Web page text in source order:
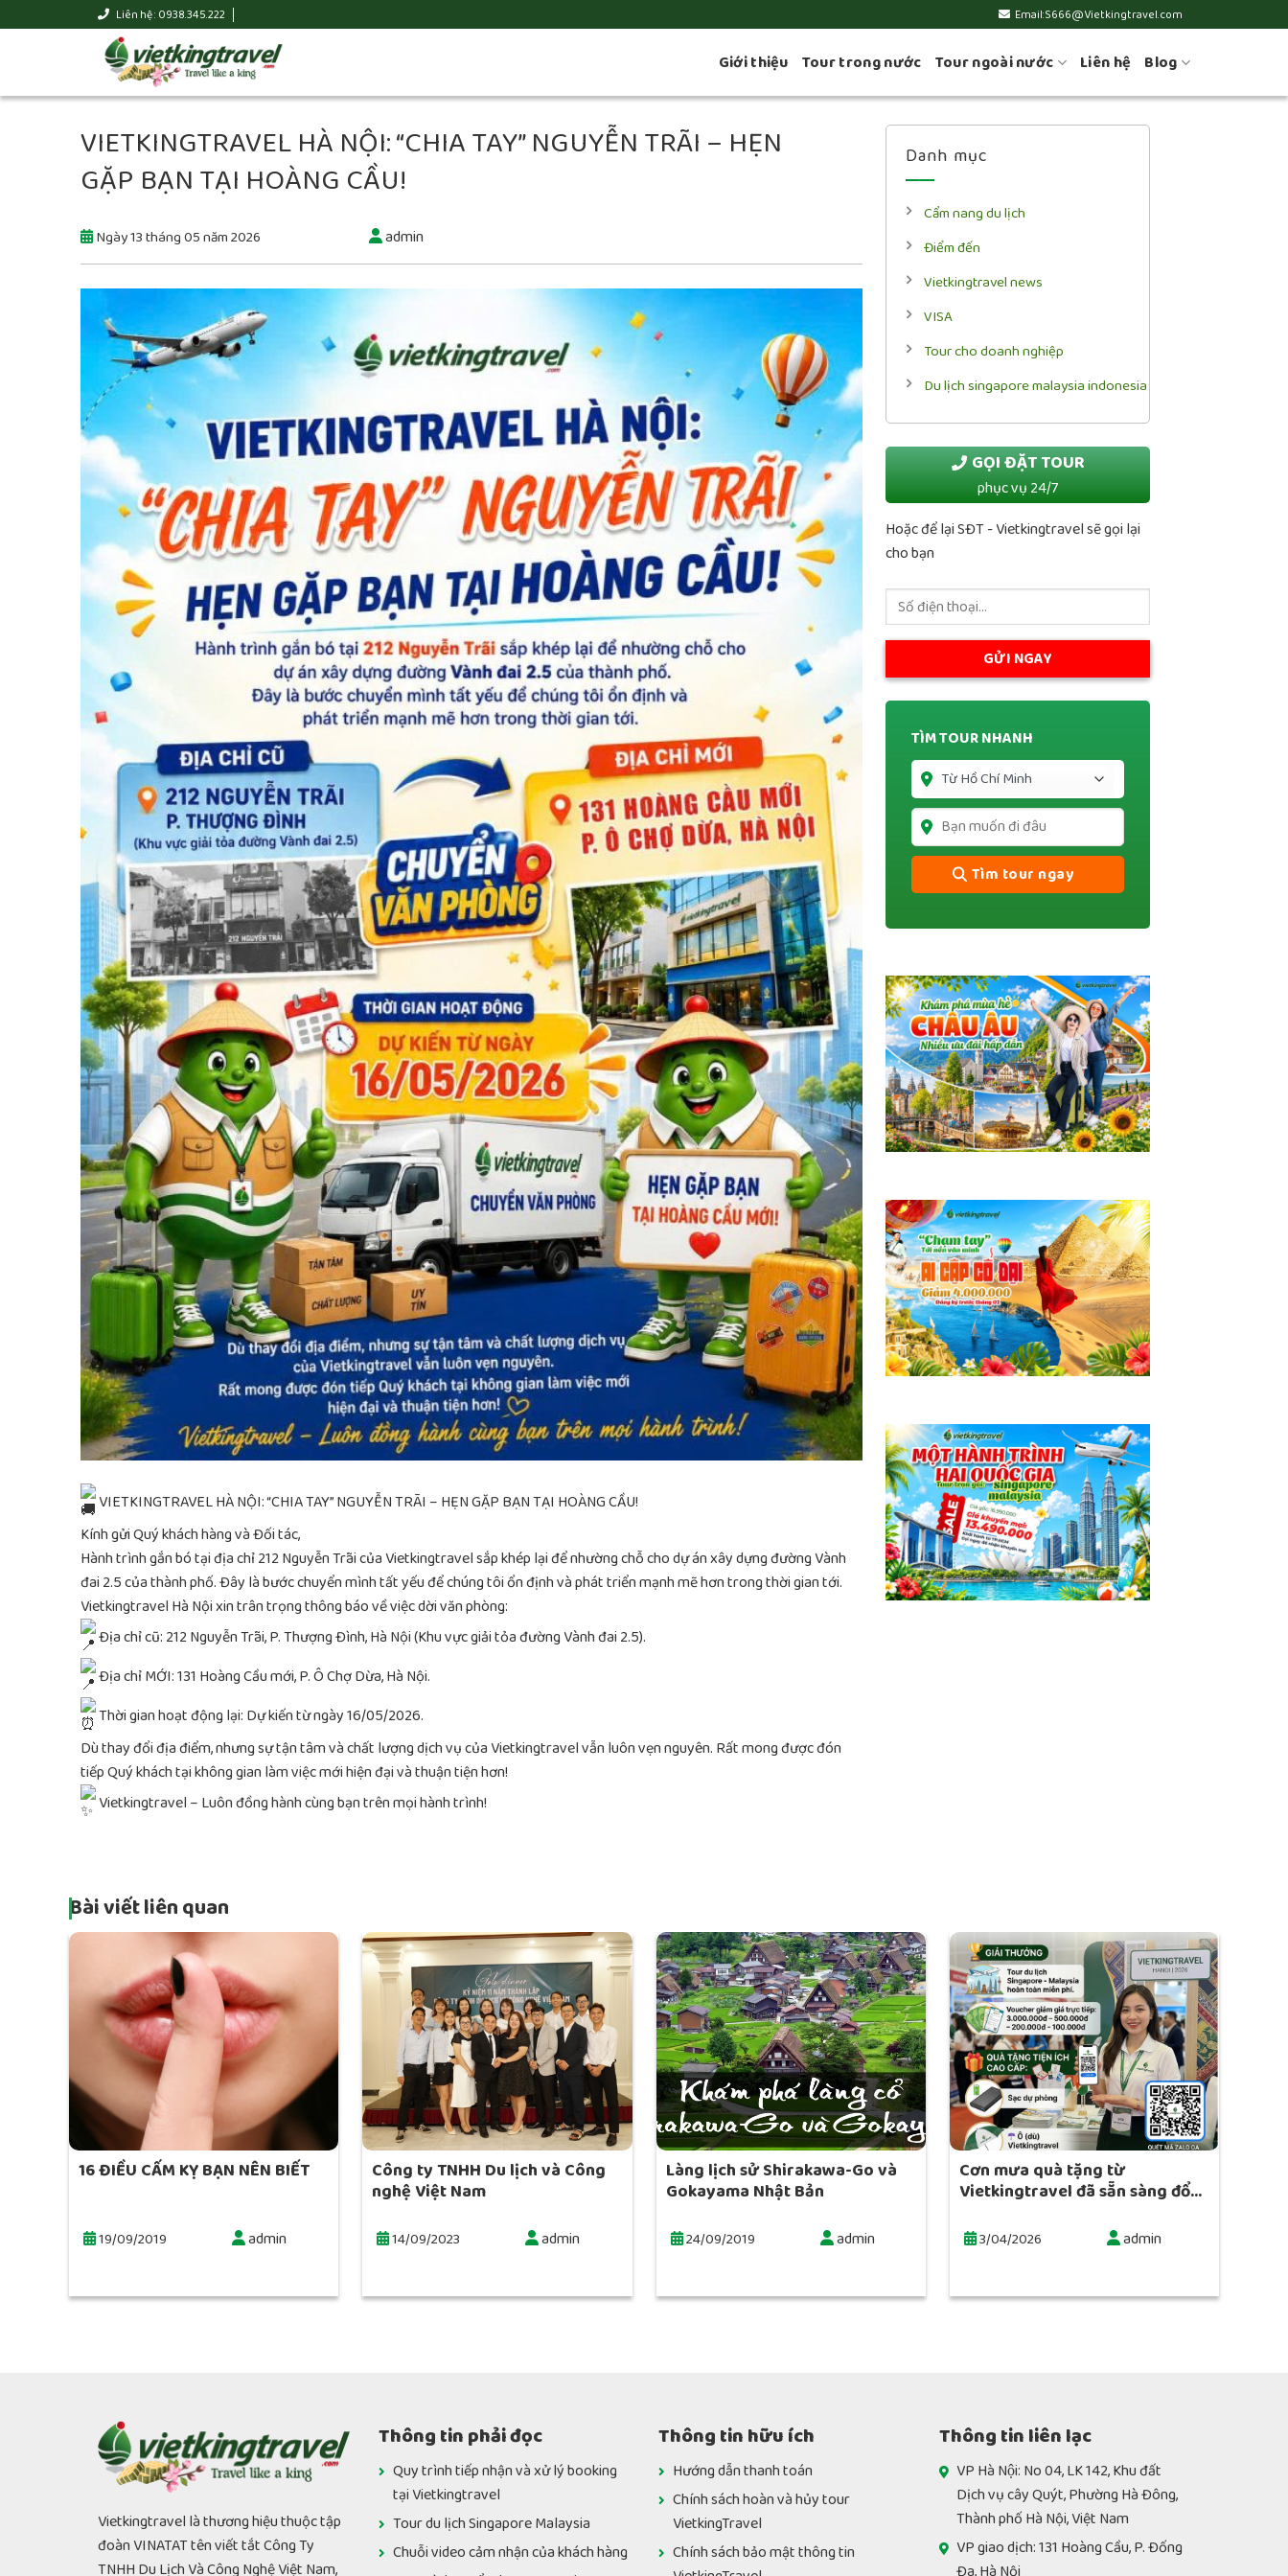
Liên hệ : 0938.345.222 Email:S666@Vietkingtravel.com
Giới thiệu Tour trong nước Tour ngoài nước Liên hệ Blog
VIETKINGTRAVEL HÀ NỘI: “CHIA TAY” NGUYỄN TRÃI – HẸN
GẶP BẠN TẠI HOÀNG CẦU!
Ngày 13 tháng 05 năm 2026 admin
VIETKINGTRAVEL HÀ NỘI: “CHIA TAY” NGUYỄN TRÃI – HẸN GẶP BẠN TẠI HOÀNG CẦU!
Kính gửi Quý khách hàng và Đối tác,
Hành trình gắn bó tại địa chỉ 212 Nguyễn Trãi của Vietkingtravel sắp khép lại để nhường chỗ cho dự án xây dựng đường Vành
đai 2.5 của thành phố. Đây là bước chuyển mình tất yếu để chúng tôi ổn định và phát triển mạnh mẽ hơn trong thời gian tới.
Vietkingtravel Hà Nội xin trân trọng thông báo về việc dời văn phòng:
Địa chỉ cũ: 212 Nguyễn Trãi, P. Thượng Đình, Hà Nội (Khu vực giải tỏa đường Vành đai 2.5).
Địa chỉ MỚI: 131 Hoàng Cầu mới, P. Ô Chợ Dừa, Hà Nội.
Thời gian hoạt động lại: Dự kiến từ ngày 16/05/2026.
Dù thay đổi địa điểm, nhưng sự tận tâm và chất lượng dịch vụ của Vietkingtravel vẫn luôn vẹn nguyên. Rất mong được đón
tiếp Quý khách tại không gian làm việc mới hiện đại và thuận tiện hơn!
Vietkingtravel – Luôn đồng hành cùng bạn trên mọi hành trình!
Danh mục
Cẩm nang du lịch
Điểm đến
Vietkingtravel news
VISA
Tour cho doanh nghiệp
Du lịch singapore malaysia indonesia
GỌI ĐẶT TOUR
phục vụ 24/7
Hoặc để lại SĐT - Vietkingtravel sẽ gọi lại
cho bạn
TÌM TOUR NHANH
Tìm tour ngay
Bài viết liên quan
16 ĐIỀU CẤM KỴ BẠN NÊN BIẾT
19/09/2019 admin
Công ty TNHH Du lịch và Công
nghệ Việt Nam
14/09/2023 admin
Làng lịch sử Shirakawa-Go và
Gokayama Nhật Bản
24/09/2019 admin
Cơn mưa quà tặng từ
Vietkingtravel đã sẵn sàng đổ...
3/04/2026 admin
Vietkingtravel là thương hiệu thuộc tập
đoàn VINATAT tên viết tắt Công Ty
TNHH Du Lịch Và Công Nghệ Việt Nam,
Thông tin phải đọc
Quy trình tiếp nhận và xử lý booking
tại Vietkingtravel
Tour du lịch Singapore Malaysia
Chuỗi video cảm nhận của khách hàng
Thông tin hữu ích
Hướng dẫn thanh toán
Chính sách hoàn và hủy tour
VietkingTravel
Chính sách bảo mật thông tin
Thông tin liên lạc
VP Hà Nội: No 04, LK 142, Khu đất
Dịch vụ cây Quýt, Phường Hà Đông,
Thành phố Hà Nội, Việt Nam
VP giao dịch: 131 Hoàng Cầu, P. Đống